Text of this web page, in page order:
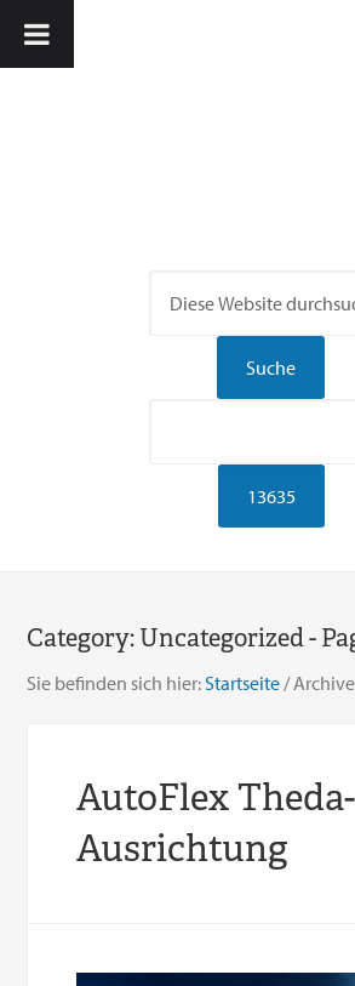
Category:Uncategorized-
Sie befinden sich hier: Startseite /
AutoFlex Theda-
Ausrichtung